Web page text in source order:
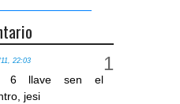
22:03
6 llave sen el
jesi